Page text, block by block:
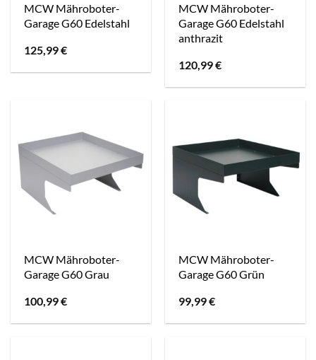
MCW Mähroboter-
Garage G60 Edelstahl
125,99€
MCW Mähroboter-
Garage G60 Edelstahl
anthrazit
120,99€
MCW Mähroboter-
Garage G60 Grau
100,99€
MCW Mähroboter-
Garage G60 Grün
99,99€